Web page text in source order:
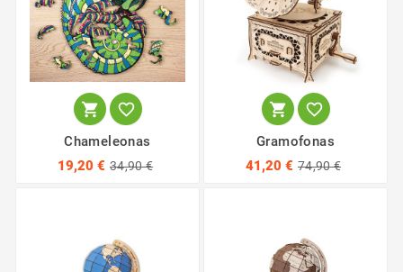
 
Chameleonas
19,20 € 34,90 €
 
Gramofonas
41,20 € 74,90 €